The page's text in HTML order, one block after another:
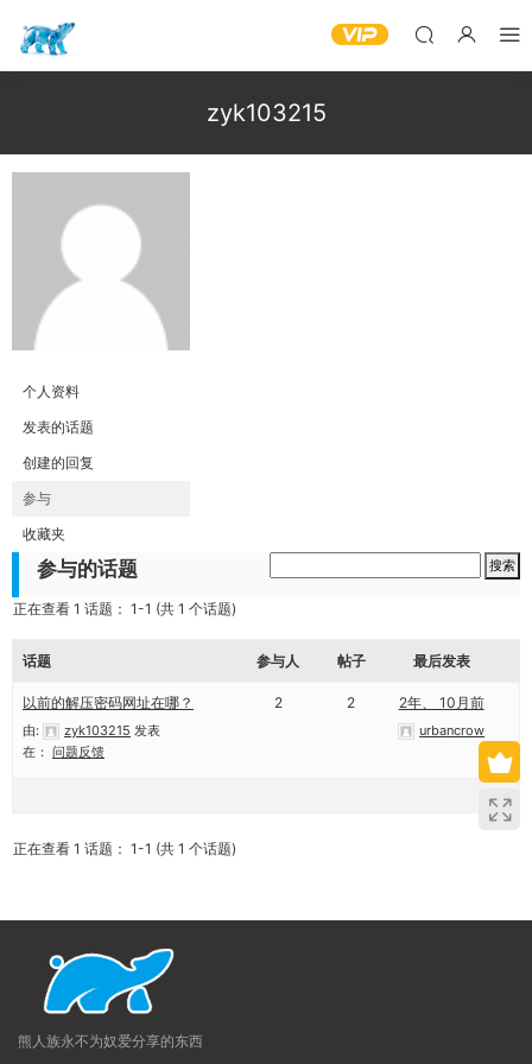
zyk103215
个人资料
发表的话题
创建的回复
参与
收藏夹
参与的话题
正在查看 1 话题： 1-1 (共 1 个话题)
话题 参与人 帖子 最后发表
以前的解压密码网址在哪？
由: zyk103215 发表
在： 问题反馈
2 2 2年、 10月前
urbancrow
正在查看 1 话题： 1-1 (共 1 个话题)
熊人族永不为奴爱分享的东西